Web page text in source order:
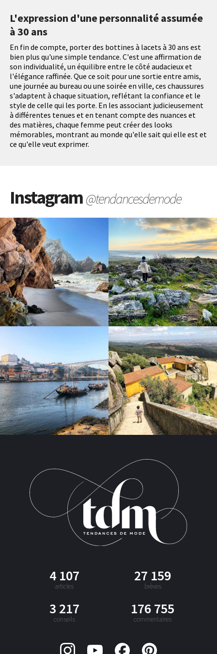
L'expression d'une personnalité assumée
à 30 ans
En fin de compte, porter des bottines à lacets à 30 ans est
bien plus qu'une simple tendance. C'est une affirmation de
son individualité, un équilibre entre le côté audacieux et
l'élégance raffinée. Que ce soit pour une sortie entre amis,
une journée au bureau ou une soirée en ville, ces chaussures
s'adaptent à chaque situation, reflétant la confiance et le
style de celle qui les porte. En les associant judicieusement
à différentes tenues et en tenant compte des nuances et
des matières, chaque femme peut créer des looks
mémorables, montrant au monde qu'elle sait qui elle est et
ce qu'elle veut exprimer.
Instagram@tendancesdemode
4 107
articles
27 159
brèves
3 217
conseils
176 755
commentaires